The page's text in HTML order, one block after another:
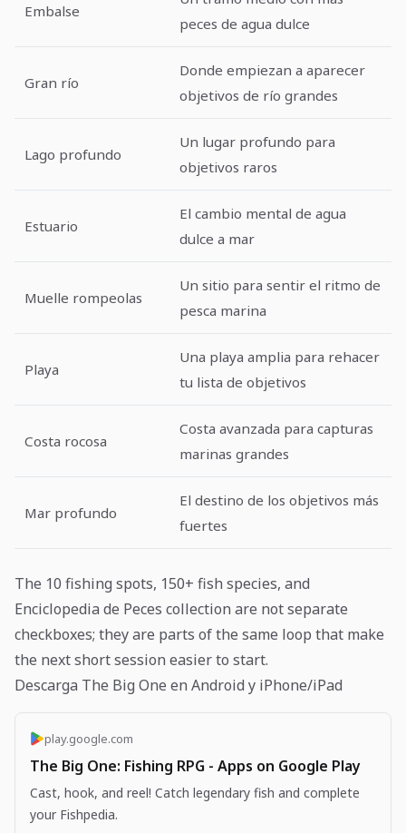
Embalse
peces de agua dulce
Gran río
Donde empiezan a aparecer
objetivos de río grandes
Lago profundo
Un lugar profundo para
objetivos raros
Estuario
El cambio mental de agua
dulce a mar
Muelle rompeolas
Un sitio para sentir el ritmo de
pesca marina
Playa
Una playa amplia para rehacer
tu lista de objetivos
Costa rocosa
Costa avanzada para capturas
marinas grandes
Mar profundo
El destino de los objetivos más
fuertes
The 10 fishing spots, 150+ fish species, and
Enciclopedia de Peces collection are not separate
checkboxes; they are parts of the same loop that make
the next short session easier to start.
Descarga The Big One en Android y iPhone/iPad
play.google.com
The Big One: Fishing RPG - Apps on Google Play
Cast, hook, and reel! Catch legendary fish and complete
your Fishpedia.